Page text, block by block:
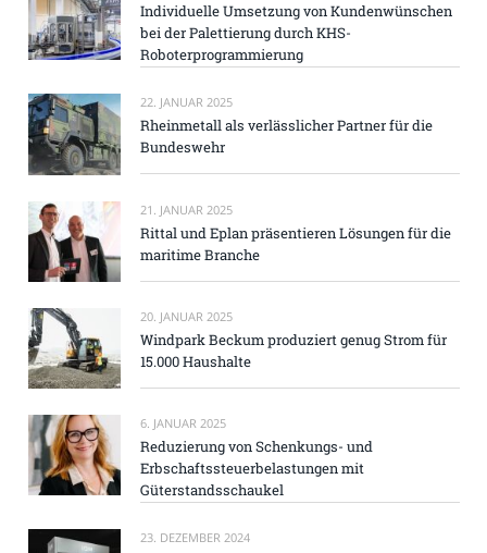
Individuelle Umsetzung von Kundenwünschen
bei der Palettierung durch KHS-
Roboterprogrammierung
22. JANUAR 2025
Rheinmetall als verlässlicher Partner für die
Bundeswehr
21. JANUAR 2025
Rittal und Eplan präsentieren Lösungen für die
maritime Branche
20. JANUAR 2025
Windpark Beckum produziert genug Strom für
15.000 Haushalte
6. JANUAR 2025
Reduzierung von Schenkungs- und
Erbschaftssteuerbelastungen mit
Güterstandsschaukel
23. DEZEMBER 2024